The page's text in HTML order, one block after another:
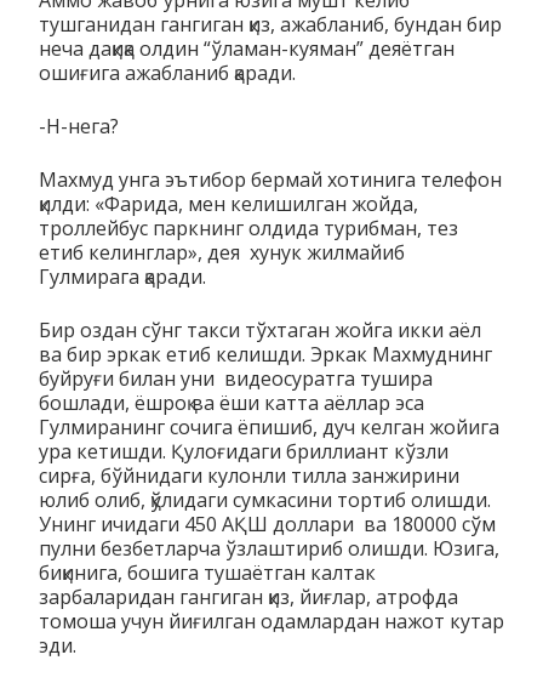
тушганидан гангиган қиз, ажабланиб, бундан бир
неча дақиқа олдин “ўламан-куяман” деяётган
ошиғига ажабланиб қаради.
-Н-нега?
Махмуд унга эътибор бермай хотинига телефон
қилди: «Фарида, мен келишилган жойда,
троллейбус паркнинг олдида турибман, тез
етиб келинглар», дея хунук жилмайиб
Гулмирага қаради.
Бир оздан сўнг такси тўхтаган жойга икки аёл
ва бир эркак етиб келишди. Эркак Махмуднинг
буйруғи билан уни видеосуратга тушира
бошлади, ёшроқ ва ёши катта аёллар эса
Гулмиранинг сочига ёпишиб, дуч келган жойига
ура кетишди. Қулоғидаги бриллиант кўзли
сирға, бўйнидаги кулонли тилла занжирини
юлиб олиб, қўлидаги сумкасини тортиб олишди.
Унинг ичидаги 450 АҚШ доллари ва 180000 сўм
пулни безбетларча ўзлаштириб олишди. Юзига,
биқинига, бошига тушаётган калтак
зарбаларидан гангиган қиз, йиғлар, атрофда
томоша учун йиғилган одамлардан нажот кутар
эди.